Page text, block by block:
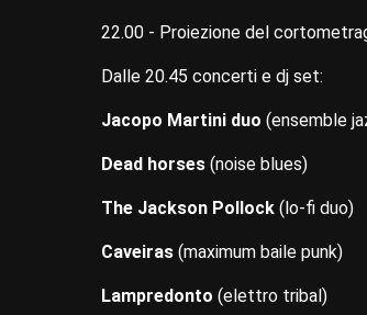
22.00 - Proiezione del
Dalle 20.45 concerti e dj set:
Jacopo Martini duo (ensemble
Dead horses (noise blues)
The Jackson Pollock (lo-fi duo)
Caveiras (maximum baile punk)
Lampredonto (elettro tribal)